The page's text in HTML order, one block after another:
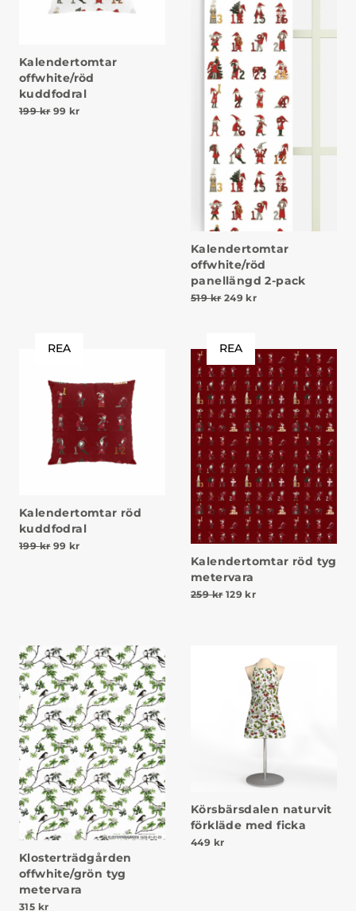
Kalendertomtar
offwhite/röd
kuddfodral
199kr Det ursprungliga priset var: 199 kr.
99 krDet nuvarande priset är: 99 kr.
Kalendertomtar
offwhite/röd
panellängd 2-pack
519kr Det ursprungliga priset
249 krDet nuvarande
REA
Kalendertomtar röd
kuddfodral
199kr Det ursprungliga priset var: 199 kr.
99 krDet nuvarande priset är: 99 kr.
REA
Kalendertomtar röd tyg
metervara
259kr Det ursprungliga priset
129 krDet nuvarande
Klosterträdgården
offwhite/grön tyg
metervara
315 kr
Körsbärsdalen naturvit
förkläde med ficka
449 kr